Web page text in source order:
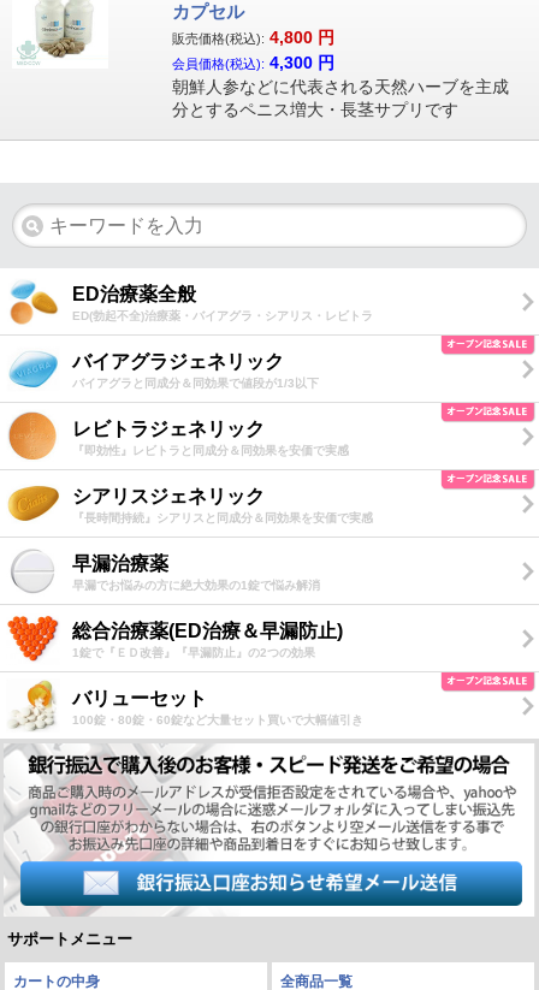
カプセル
販売価格(税込): 4,800 円
会員価格(税込): 4,300 円
朝鮮人参などに代表される天然ハーブを主成
分とするペニス増大・長茎サプリです
ED治療薬全般
ED(勃起不全)治療薬・バイアグラ・シアリス・レビトラ
バイアグラジェネリック
バイアグラと同成分＆同効果で値段が1/3以下
レビトラジェネリック
『即効性』レビトラと同成分＆同効果を安価で実感
シアリスジェネリック
『長時間持続』シアリスと同成分＆同効果を安価で実感
早漏治療薬
早漏でお悩みの方に絶大効果の1錠で悩み解消
総合治療薬(ED治療＆早漏防止)
1錠で『ＥＤ改善』『早漏防止』の2つの効果
バリューセット
100錠・80錠・60錠など大量セット買いで大幅値引き
サポートメニュー
カートの中身 全商品一覧